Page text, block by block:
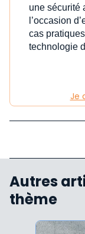
une sécurité
l’occasion
cas
technologie
Je
Autres
thème